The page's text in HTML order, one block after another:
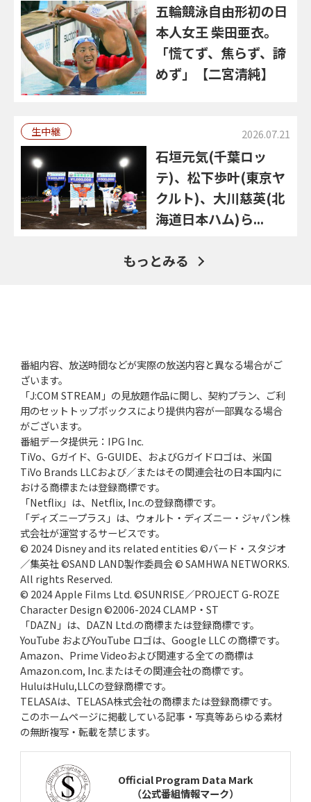
五輪競泳自由形初の日
本人女王 柴田亜衣。
「慌てず、焦らず、諦
めず」【二宮清純】
生中継 2026.07.21
石垣元気(千葉ロッ
テ)、松下歩叶(東京ヤ
クルト)、大川慈英(北
海道日本ハム)ら...
もっとみる
番組内容、放送時間などが実際の放送内容と異なる場合がご
ざいます。
「J:COM STREAM」の見放題作品に関し、契約プラン、ご利
用のセットトップボックスにより提供内容が一部異なる場合
がございます。
番組データ提供元：IPG Inc.
TiVo、Gガイド、G-GUIDE、およびGガイドロゴは、米国
TiVo Brands LLCおよび／またはその関連会社の日本国内に
おける商標または登録商標です。
「Netflix」は、Netflix, Inc.の登録商標です。
「ディズニープラス」は、ウォルト・ディズニー・ジャパン株
式会社が運営するサービスです。
© 2024 Disney and its related entities ©バード・スタジオ
／集英社 ©SAND LAND製作委員会 © SAMHWA NETWORKS.
All rights Reserved.
© 2024 Apple Films Ltd. ©SUNRISE／PROJECT G-ROZE
Character Design ©2006-2024 CLAMP・ST
「DAZN」は、DAZN Ltd.の商標または登録商標です。
YouTube およびYouTube ロゴは、Google LLC の商標です。
Amazon、Prime Videoおよび関連する全ての商標は
Amazon.com, Inc.またはその関連会社の商標です。
HuluはHulu,LLCの登録商標です。
TELASAは、TELASA株式会社の商標または登録商標です。
このホームページに掲載している記事・写真等あらゆる素材
の無断複写・転載を禁じます。
Official Program Data Mark
（公式番組情報マーク）